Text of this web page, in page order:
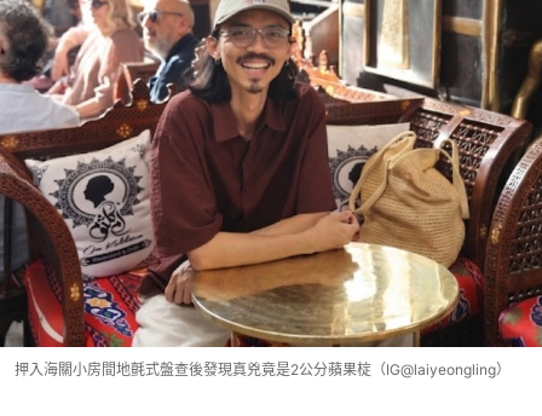
押入海關小房間地氈式盤查後發現真兇竟是2公分蘋果椗（IG@laiyeongling）